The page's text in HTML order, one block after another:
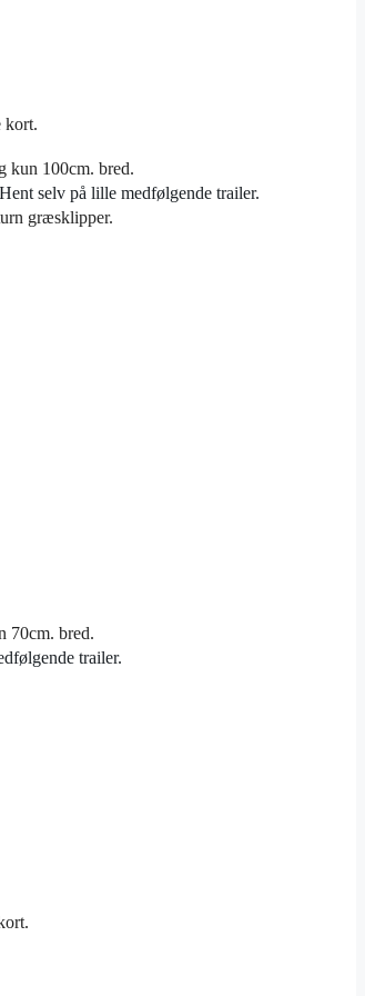
kort.
kun 100cm. bred.
Hent selv på lille medfølgende trailer.
græsklipper.
70cm. bred.
trailer.